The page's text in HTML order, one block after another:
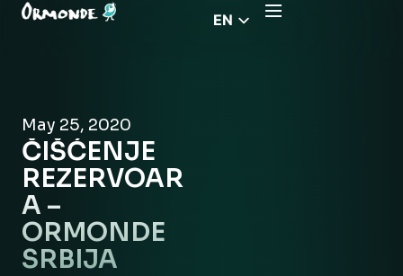
EN
May 25, 2020
ČIŠĆENJE
REZERVOAR
A –
ORMONDE
SRBIJA